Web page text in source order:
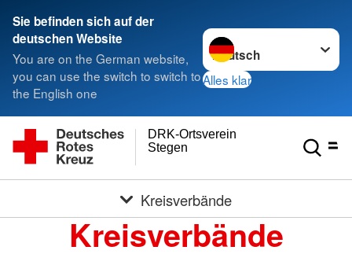
Sie befinden sich auf der
deutschen Website
You are on the German website,
you can use the switch to switch to
the English one
Sprache wechseln zu
Alles klar
Stegen
DRK-Ortsverein
Kreisverbände
Kreisverbände